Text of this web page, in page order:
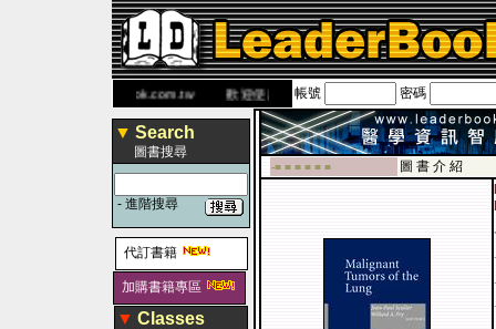
www.leaderbook.com.tw歡迎使用 國民旅遊卡！！
帳號 密碼
▼ Search
圖書搜尋
- 進階搜尋
代訂書籍
加購書籍專區
▼ Classes
-■ ■ ■ ■ ■ ■
圖 書 介 紹